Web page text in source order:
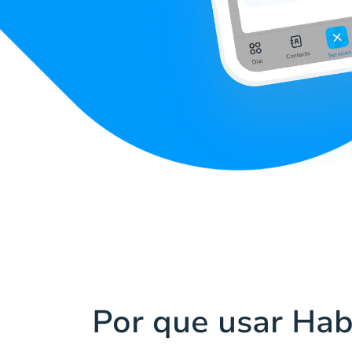
Por que usar